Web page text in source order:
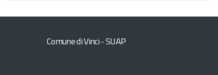
Comune di Vinci - SUAP